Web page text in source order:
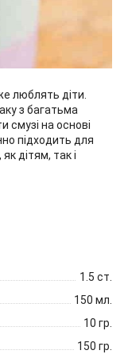
люблять діти.
з багатьма
смузі на основі
підходить для
дітям, так і
1.5 ст.
150 мл.
10 гр.
150 гр.